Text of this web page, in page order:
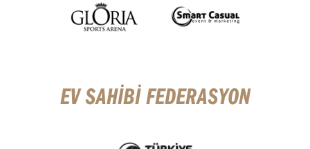
EV SAHİBİ FEDERASYON